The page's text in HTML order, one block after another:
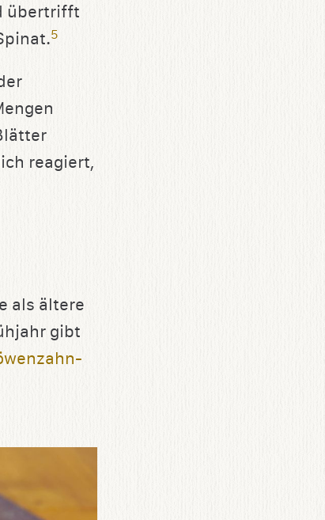
übertrifft
5
reagiert,
als ältere
gibt